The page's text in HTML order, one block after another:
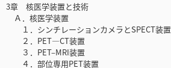
3章 核医学装置と技術
Ａ．核医学装置
１．シンチレーションカメラとSPECT装置
２．PET—CT装置
３．PET‒MRI装置
４．部位専用PET装置